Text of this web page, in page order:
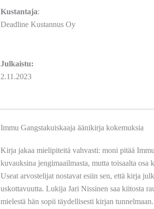
Kustantaja:
Deadline Kustannus Oy
Julkaistu:
2.11.2023
Immu Gangstakuiskaaja äänikirja kokemuksia
Kirja jakaa mielipiteitä vahvasti: moni pitää
kuvauksina jengimaailmasta, mutta toisaalta
Useat arvostelijat nostavat esiin sen, että kirja
uskottavuutta. Lukija Jari Nissinen saa kiitosta
mielestä hän sopii täydellisesti kirjan